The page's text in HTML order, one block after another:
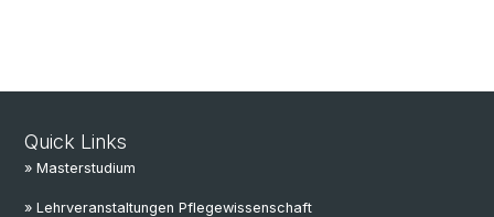
Quick Links
» Masterstudium
» Lehrveranstaltungen Pflegewissenschaft